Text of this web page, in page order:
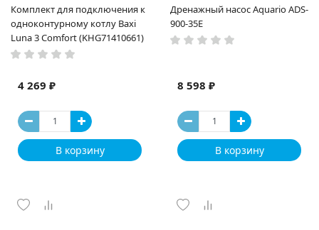
Комплект для подключения к
одноконтурному котлу Baxi
Luna 3 Comfort (KHG71410661)
4 269 ₽
В корзину
Дренажный насос Aquario ADS-
900-35Е
8 598 ₽
В корзину